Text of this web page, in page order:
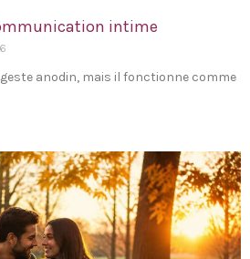
intime
anodin, mais il fonctionne comme